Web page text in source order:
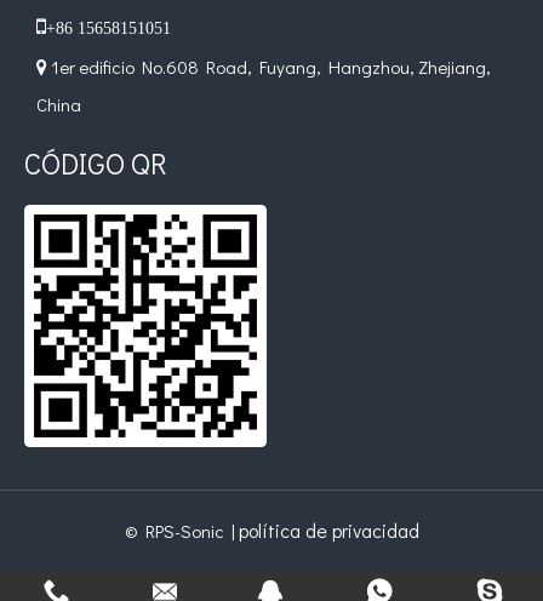
+86 15658151051
 1er edificio No.608 Road, Fuyang, Hangzhou, Zhejiang,
China
CÓDIGO QR
© RPS-Sonic | política de privacidad